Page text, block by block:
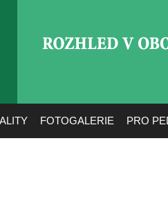
FOTOGALERIE PRO